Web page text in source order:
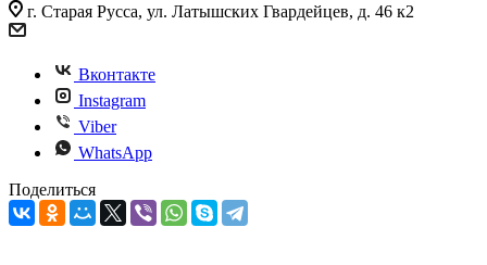
г. Старая Русса, ул. Латышских Гвардейцев, д. 46 к2
Вконтакте
Instagram
Viber
WhatsApp
Поделиться